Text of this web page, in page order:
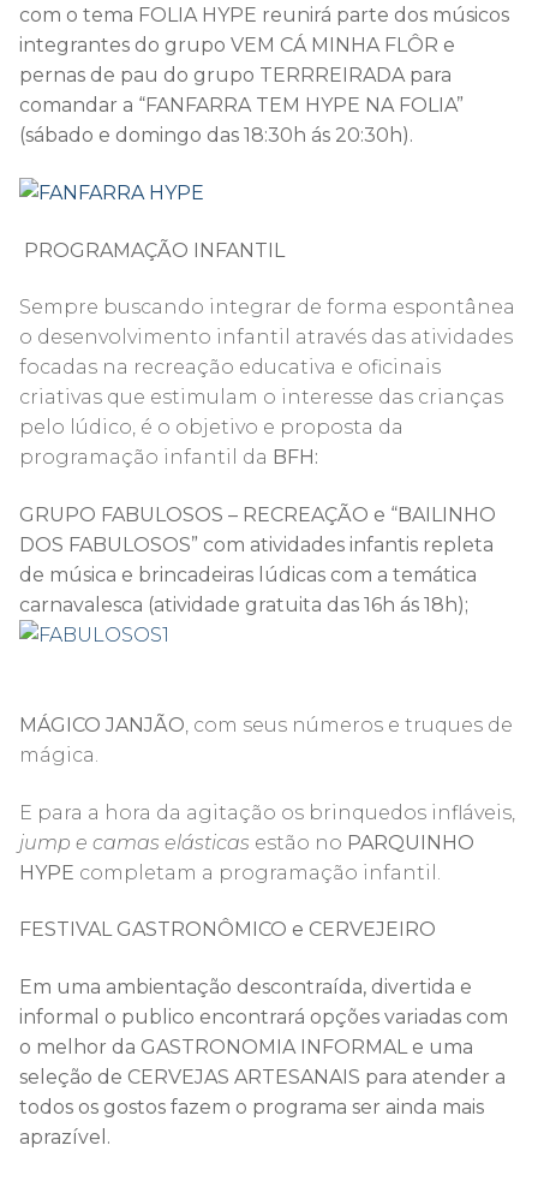
com o tema FOLIA HYPE reunirá parte dos músicos
integrantes do grupo VEM CÁ MINHA FLÔR e
pernas de pau do grupo TERRREIRADApara
comandar a “FANFARRA TEM HYPE NA FOLIA”
(sábado e domingo das 18:30h ás 20:30h).
PROGRAMAÇÃO INFANTIL
Sempre buscando integrar de forma espontânea
o desenvolvimento infantil através das atividades
focadas na recreação educativa e oficinais
criativas que estimulam o interesse das crianças
pelo lúdico, é o objetivo e proposta da
programação infantil da BFH:
GRUPO FABULOSOS – RECREAÇÃO e “BAILINHO
DOS FABULOSOS” com atividades infantis repleta
de música e brincadeiras lúdicas com a temática
carnavalesca (atividade gratuita das 16h ás 18h);
MÁGICO JANJÃO, com seus números e truques de
mágica.
E para a hora da agitação os brinquedos infláveis,
jump e camas elásticas estão no PARQUINHO
HYPE completam a programação infantil.
FESTIVAL GASTRONÔMICO e CERVEJEIRO
Em uma ambientação descontraída, divertida e
informal o publico encontrará opções variadas com
o melhor da GASTRONOMIA INFORMAL e uma
seleção de CERVEJAS ARTESANAIS para atender a
todos os gostos fazem o programa ser ainda mais
aprazível.